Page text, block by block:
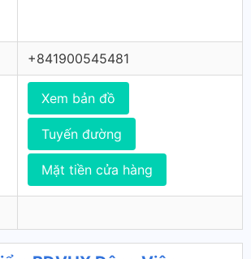
+841900545481
Xem bản đồ
Tuyến đường
Mặt tiền cửa hàng